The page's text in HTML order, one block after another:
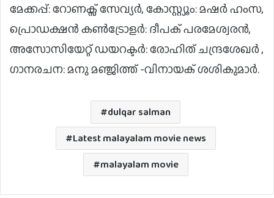
മേക്കപ്പ്: റോണക്സ് സേവ്യർ, കോസ്റ്റ്യൂം: മഷർ ഹംസ,
പ്രൊഡക്ഷൻ കൺട്രോളർ: ദീപക് പരമേശ്വരൻ,
അസോസിയേറ്റ് ഡയറക്ടർ: രോഹിത് ചന്ദ്രശേഖർ ,
ഗാനരചന: മനു മഞ്ജിത്ത് -വിനായക് ശശികുമാർ.
dulqar salman
Latest malayalam movie news
malayalam movie